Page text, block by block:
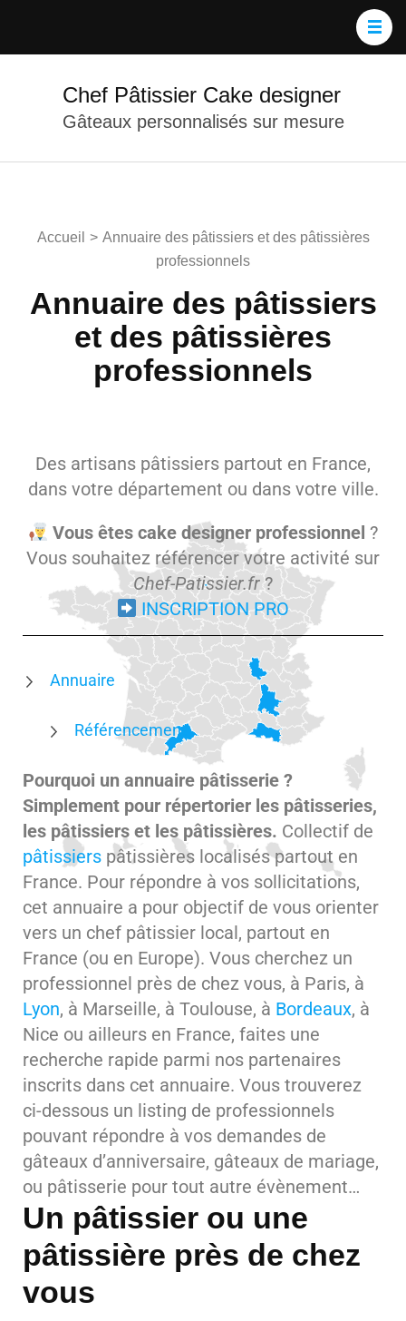
Chef Pâtissier Cake designer
Gâteaux personnalisés sur mesure
Accueil > Annuaire des pâtissiers et des pâtissières
professionnels
Annuaire des pâtissiers
et des pâtissières
professionnels
Des artisans pâtissiers partout en France,
dans votre département ou dans votre ville.
Vous êtes cake designer professionnel ?
Vous souhaitez référencer votre activité sur
Chef-Patissier.fr?
INSCRIPTION PRO
Annuaire
Référencement
Pourquoi un annuaire pâtisserie ?
Simplement pour répertorier les pâtisseries,
les pâtissiers et les pâtissières. Collectif de
pâtissiers pâtissières localisés partout en
France. Pour répondre à vos sollicitations,
cet annuaire a pour objectif de vous orienter
vers un chef pâtissier local, partout en
France (ou en Europe). Vous cherchez un
professionnel près de chez vous, à Paris, à
Lyon, à Marseille, à Toulouse, à Bordeaux, à
Nice ou ailleurs en France, faites une
recherche rapide parmi nos partenaires
inscrits dans cet annuaire. Vous trouverez
ci-dessous un listing de professionnels
pouvant répondre à vos demandes de
gâteaux d’anniversaire, gâteaux de mariage,
ou pâtisserie pour tout autre évènement…
Un pâtissier ou une
pâtissière près de chez
vous